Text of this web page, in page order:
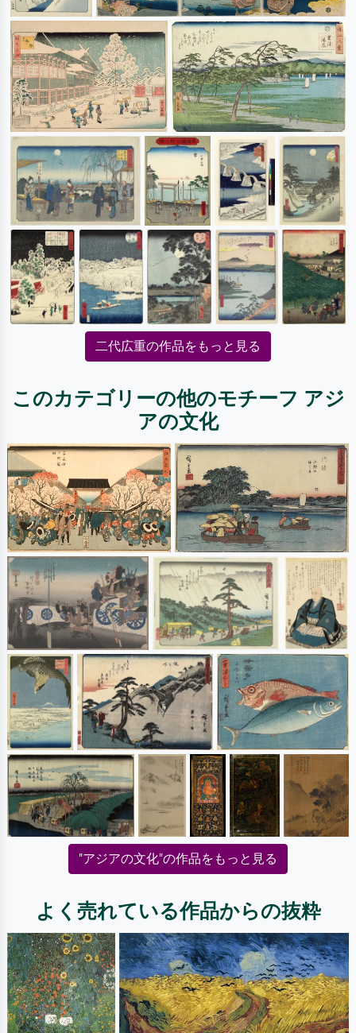
二代広重の作品をもっと見る
このカテゴリーの他のモチーフ アジ
アの文化
"アジアの文化"の作品をもっと見る
よく売れている作品からの抜粋